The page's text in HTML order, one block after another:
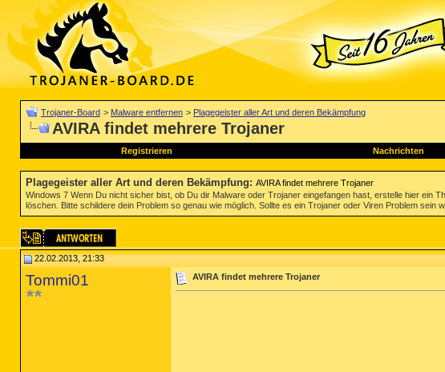
Trojaner-Board > Malware entfernen > Plagegeister aller Art und deren Bekämpfung
AVIRA findet mehrere Trojaner
Registrieren Nachrichten
Plagegeister aller Art und deren Bekämpfung: AVIRA findet mehrere Trojaner
Windows 7 Wenn Du nicht sicher bist, ob Du dir Malware oder Trojaner eingefangen hast, erstelle hier ein
löschen. Bitte schildere dein Problem so genau wie möglich. Sollte es ein Trojaner oder Viren Problem sein
22.02.2013, 21:33
Tommi01 AVIRA findet mehrere Trojaner